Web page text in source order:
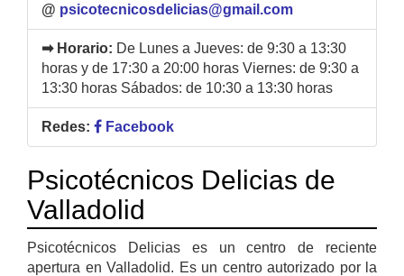
@ psicotecnicosdelicias@gmail.com
➡ Horario: De Lunes a Jueves: de 9:30 a 13:30
horas y de 17:30 a 20:00 horas Viernes: de 9:30 a
13:30 horas Sábados: de 10:30 a 13:30 horas
Redes: Facebook
Psicotécnicos Delicias de
Valladolid
Psicotécnicos Delicias es un centro de reciente
apertura en Valladolid. Es un centro autorizado por la